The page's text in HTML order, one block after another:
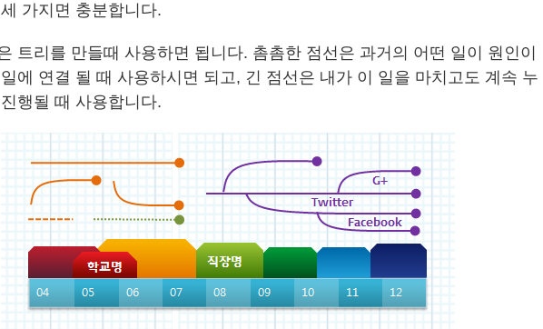
가지면 충분합니다.
트리를 만들때 사용하면 됩니다. 촘촘한 점선은 과거의 어떤 일이 원인이
에 연결 될 때 사용하시면 되고, 긴 점선은 내가 이 일을 마치고도 계속 누
행될 때 사용합니다.